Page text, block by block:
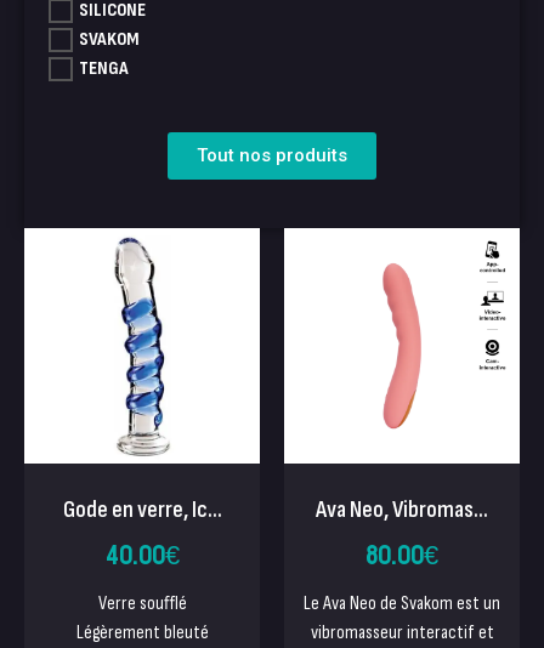
SILICONE
SVAKOM
TENGA
Tout nos produits
Gode en verre, Ic...
40.00€
Verre soufflé
Légèrement bleuté
Ava Neo, Vibromas...
80.00€
Le Ava Neo de Svakom est un
vibromasseur interactif et